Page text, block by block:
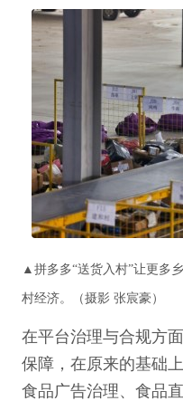
▲拼多多“送货入村”让更多
村经济。（摄影 张宸豪）
在平台治理与合规方
保障，在原来的基础
食品广告治理、食品